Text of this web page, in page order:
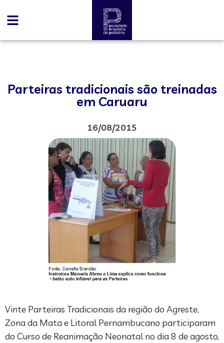
Parteiras tradicionais são treinadas
em Caruaru
16/08/2015
Vinte Parteiras Tradicionais da região do Agreste,
Zona da Mata e Litoral Pernambucano participaram
do Curso de Reanimação Neonatal no dia 8 de agosto,